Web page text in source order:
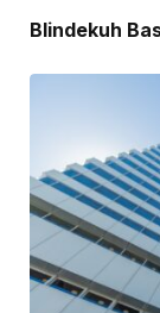
Blindekuh